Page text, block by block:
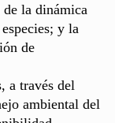
la dinámica
y la
de
a través del
ambiental del